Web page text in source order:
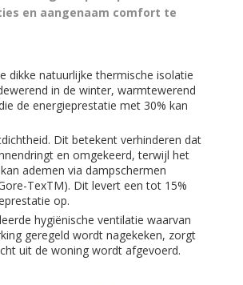
en aangenaam comfort te
dikke natuurlijke thermische isolatie
in de winter, warmtewerend
de energieprestatie met 30% kan
Dit betekent verhinderen dat
en omgekeerd, terwijl het
ademen via dampschermen
TexTM). Dit levert een tot 15%
op.
hygiënische ventilatie waarvan
geregeld wordt nagekeken, zorgt
uit de woning wordt afgevoerd.